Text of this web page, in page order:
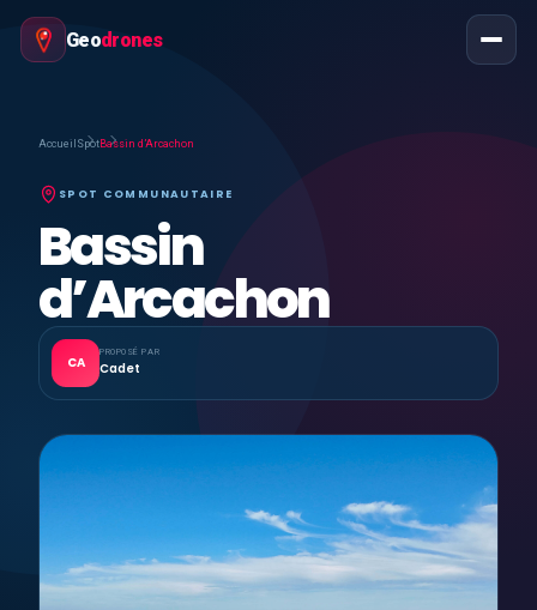
Geodrones
Accueil SpotBassin d’Arcachon
SPOT COMMUNAUTAIRE
Bassin
d’Arcachon
CA
PROPOSÉ PAR
Cadet